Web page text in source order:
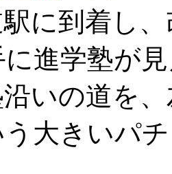
駅に到着し
進学塾が
の道を、
う大きいパ